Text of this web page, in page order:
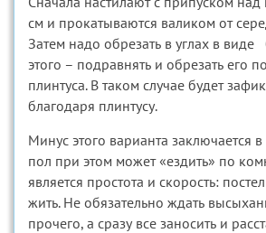
см и прокатываются валиком от
Затем надо обрезать в углах в виде
этого – подравнять и обрезать его
плинтуса. В таком случае будет
благодаря плинтусу.
Минус этого варианта заключается
пол при этом может «ездить» по
является простота и скорость:
жить. Не обязательно ждать
прочего, а сразу все заносить и